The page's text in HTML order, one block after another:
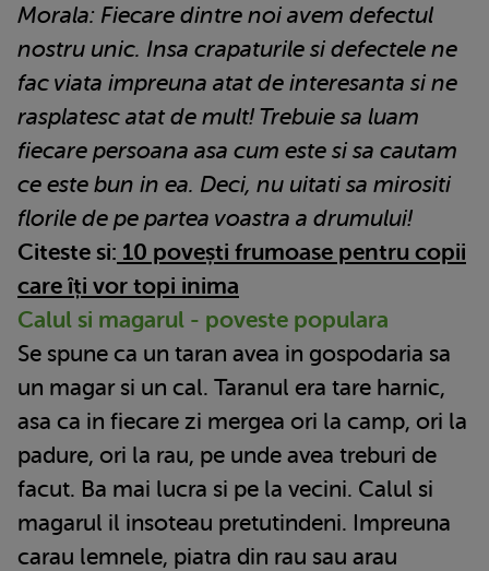
Morala: Fiecare dintre noi avem defectul
nostru unic. Insa crapaturile si defectele ne
fac viata impreuna atat de interesanta si ne
rasplatesc atat de mult! Trebuie sa luam
fiecare persoana asa cum este si sa cautam
ce este bun in ea. Deci, nu uitati sa mirositi
florile de pe partea voastra a drumului!
Citeste si: 10 povești frumoase pentru copii
care îți vor topi inima
Calul si magarul - poveste populara
Se spune ca un taran avea in gospodaria sa
un magar si un cal. Taranul era tare harnic,
asa ca in fiecare zi mergea ori la camp, ori la
padure, ori la rau, pe unde avea treburi de
facut. Ba mai lucra si pe la vecini. Calul si
magarul il insoteau pretutindeni. Impreuna
carau lemnele, piatra din rau sau arau